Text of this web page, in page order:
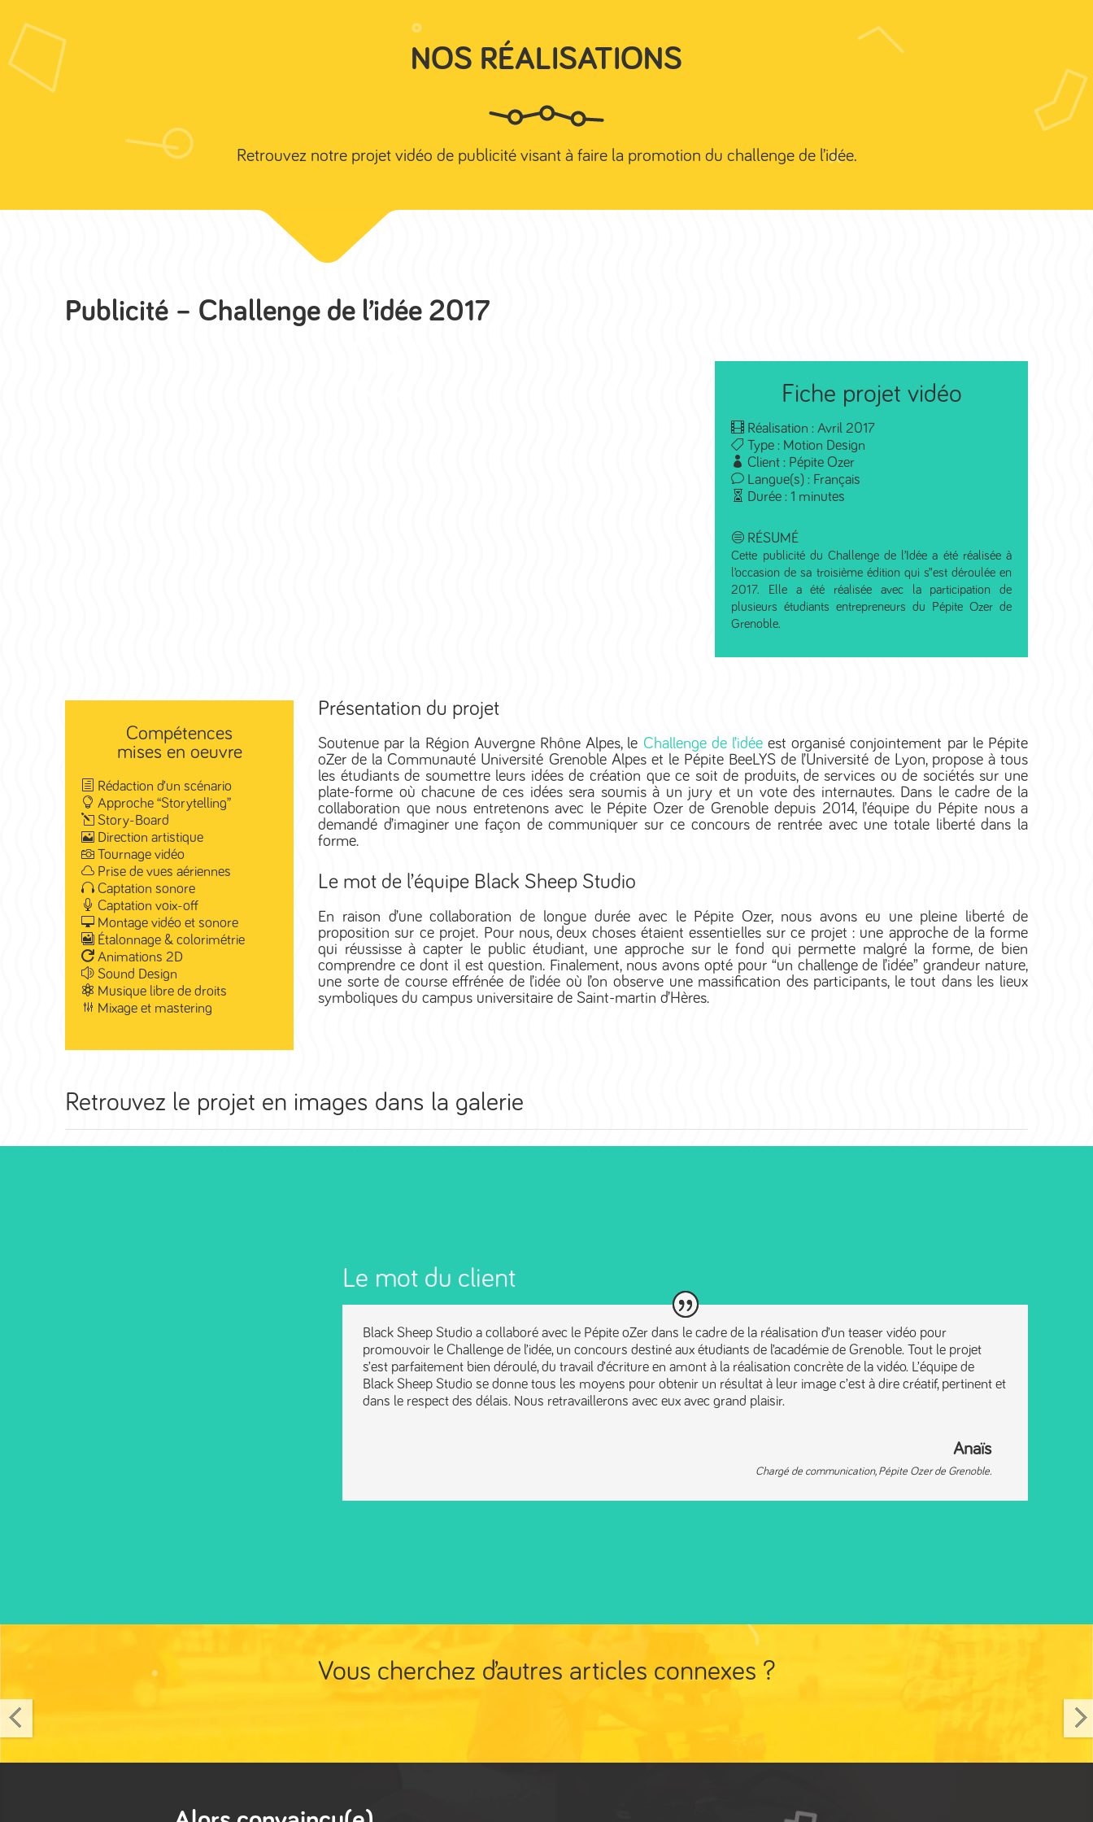
Accueil Studio Grenoble
NOS RÉALISATIONS
Retrouvez notre projet vidéo de publicité visant à faire la promotion du challenge de l’idée.
Publicité – Challenge de l’idée 2017
Fiche projet vidéo
Réalisation : Avril 2017
Type : Motion Design
Client : Pépite Ozer
Langue(s) : Français
Durée : 1 minutes
RÉSUMÉ
Cette publicité du Challenge de l’Idée a été réalisée à
l’occasion de sa troisième édition qui s”est déroulée en
2017. Elle a été réalisée avec la participation de
plusieurs étudiants entrepreneurs du Pépite Ozer de
Grenoble.
Compétences
mises en oeuvre
Rédaction d’un scénario
Approche “Storytelling”
Story-Board
Direction artistique
Tournage vidéo
Prise de vues aériennes
Captation sonore
Captation voix-off
Montage vidéo et sonore
Étalonnage & colorimétrie
Animations 2D
Sound Design
Musique libre de droits
Mixage et mastering
Présentation du projet
Soutenue par la Région Auvergne Rhône Alpes, le Challenge de l’idéeest organisé conjointement par le Pépite
oZer de la Communauté Université Grenoble Alpes et le Pépite BeeLYS de l’Université de Lyon, propose à tous
les étudiants de soumettre leurs idées de création que ce soit de produits, de services ou de sociétés sur une
plate-forme où chacune de ces idées sera soumis à un jury et un vote des internautes. Dans le cadre de la
collaboration que nous entretenons avec le Pépite Ozer de Grenoble depuis 2014, l’équipe du Pépite nous a
demandé d’imaginer une façon de communiquer sur ce concours de rentrée avec une totale liberté dans la
forme.
Le mot de l’équipe Black Sheep Studio
En raison d’une collaboration de longue durée avec le Pépite Ozer, nous avons eu une pleine liberté de
proposition sur ce projet. Pour nous, deux choses étaient essentielles sur ce projet : une approche de la forme
qui réussisse à capter le public étudiant, une approche sur le fond qui permette malgré la forme, de bien
comprendre ce dont il est question. Finalement, nous avons opté pour “un challenge de l’idée” grandeur nature,
une sorte de course effrénée de l’idée où l’on observe une massification des participants, le tout dans les lieux
symboliques du campus universitaire de Saint-martin d’Hères.
Retrouvez le projet en images dans la galerie
Le mot du client
Black Sheep Studio a collaboré avec le Pépite oZer dans le cadre de la réalisation d’un teaser vidéo pour
promouvoir le Challenge de l’idée, un concours destiné aux étudiants de l’académie de Grenoble. Tout le projet
s’est parfaitement bien déroulé, du travail d’écriture en amont à la réalisation concrète de la vidéo. L’équipe de
Black Sheep Studio se donne tous les moyens pour obtenir un résultat à leur image c’est à dire créatif, pertinent et
dans le respect des délais. Nous retravaillerons avec eux avec grand plaisir.
Anaïs
Chargé de communication, Pépite Ozer de Grenoble.
Vous cherchez d’autres articles connexes ?